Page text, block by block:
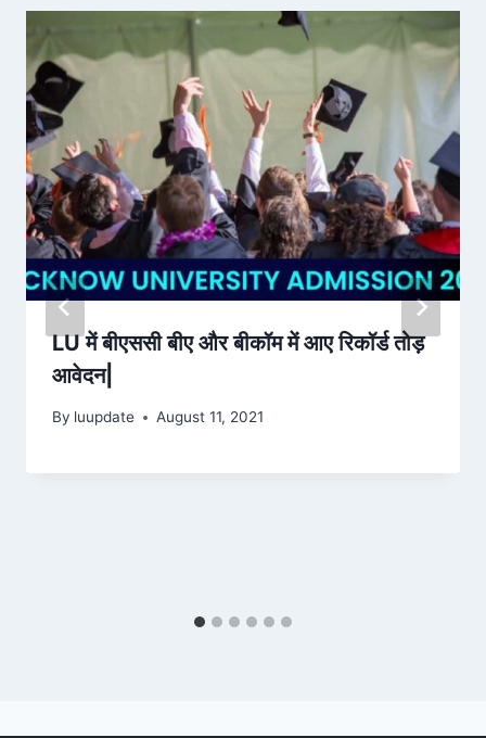
LU में बीएससी बीए और बीकॉम में आए रिकॉर्ड तोड़
आवेदन|
By luupdate August 11, 2021